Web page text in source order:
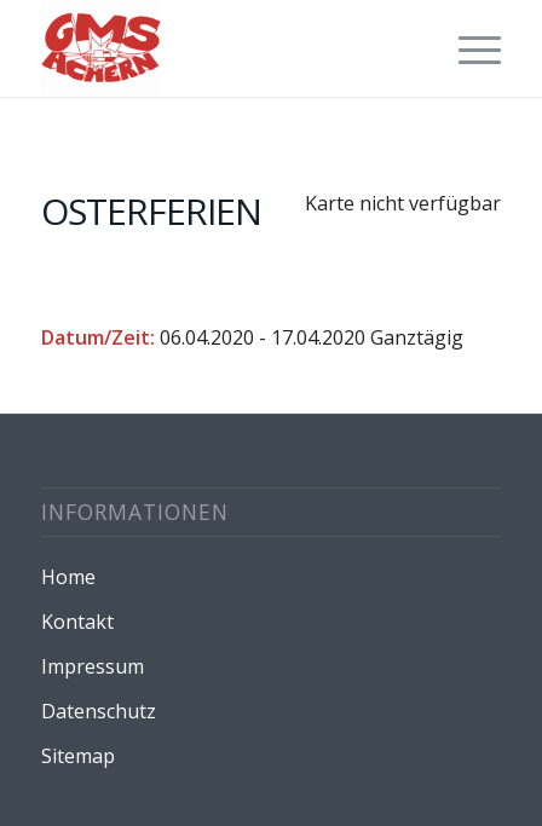
Karte nicht verfügbar
OSTERFERIEN
Datum/Zeit: 06.04.2020 - 17.04.2020 Ganztägig
INFORMATIONEN
Home
Kontakt
Impressum
Datenschutz
Sitemap